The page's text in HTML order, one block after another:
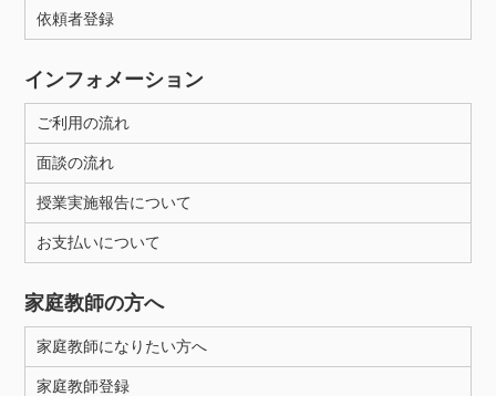
依頼者登録
インフォメーション
ご利用の流れ
面談の流れ
授業実施報告について
お支払いについて
家庭教師の方へ
家庭教師になりたい方へ
家庭教師登録